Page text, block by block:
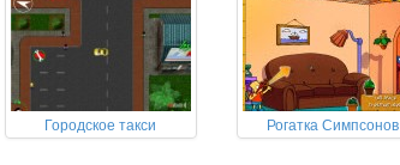
Городское такси Рогатка Симпсонов